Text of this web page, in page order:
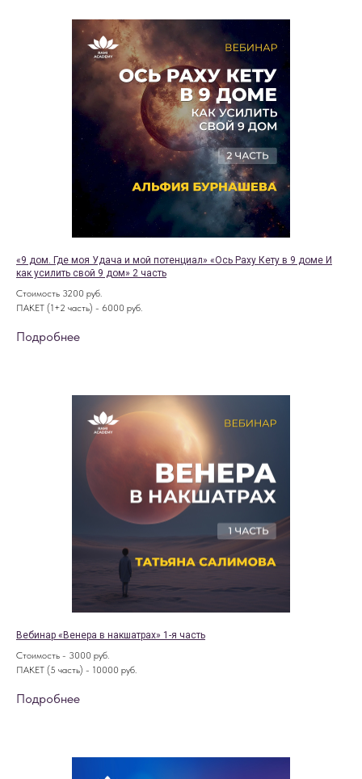
«9 дом. Где моя Удача и мой потенциал» «Ось Раху Кету в 9 доме И
как усилить свой 9 дом» 2 часть
Стоимость 3200 руб.
ПАКЕТ (1+2 часть) - 6000 руб.
Подробнее
Вебинар «Венера в накшатрах» 1-я часть
Стоимость - 3000 руб.
ПАКЕТ (5 часть) - 10000 руб.
Подробнее